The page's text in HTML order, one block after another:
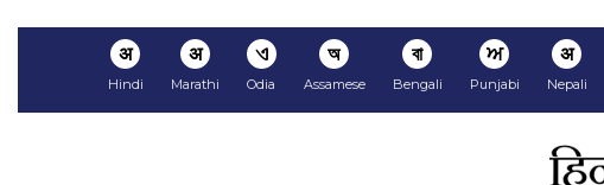
अ
Hindi
अ
Marathi
ଏ
Odia
অ
Assamese
বা
Bengali
ਅ
Punjabi
अ
Nepali